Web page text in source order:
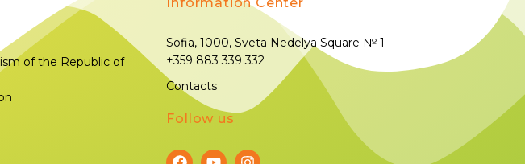
of the Republic of
Sofia, 1000, Sveta Nedelya Square № 1
+359 883 339 332
Contacts
Follow us